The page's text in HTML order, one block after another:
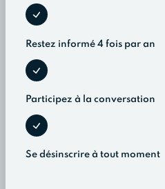
Restez informé 4 fois par an
Participez à la conversation
Se désinscrire à tout moment